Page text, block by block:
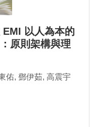
以人為本的
原則架構與理
佑, 鄧伊茹, 高震宇